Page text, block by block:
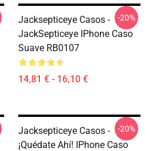
Jacksepticeye Casos -
JackSepticeye IPhone Caso
Suave RB0107
14,81 € - 16,10 €
-20%
Jacksepticeye Casos -
¡Quédate Ahí! IPhone Caso
-20%